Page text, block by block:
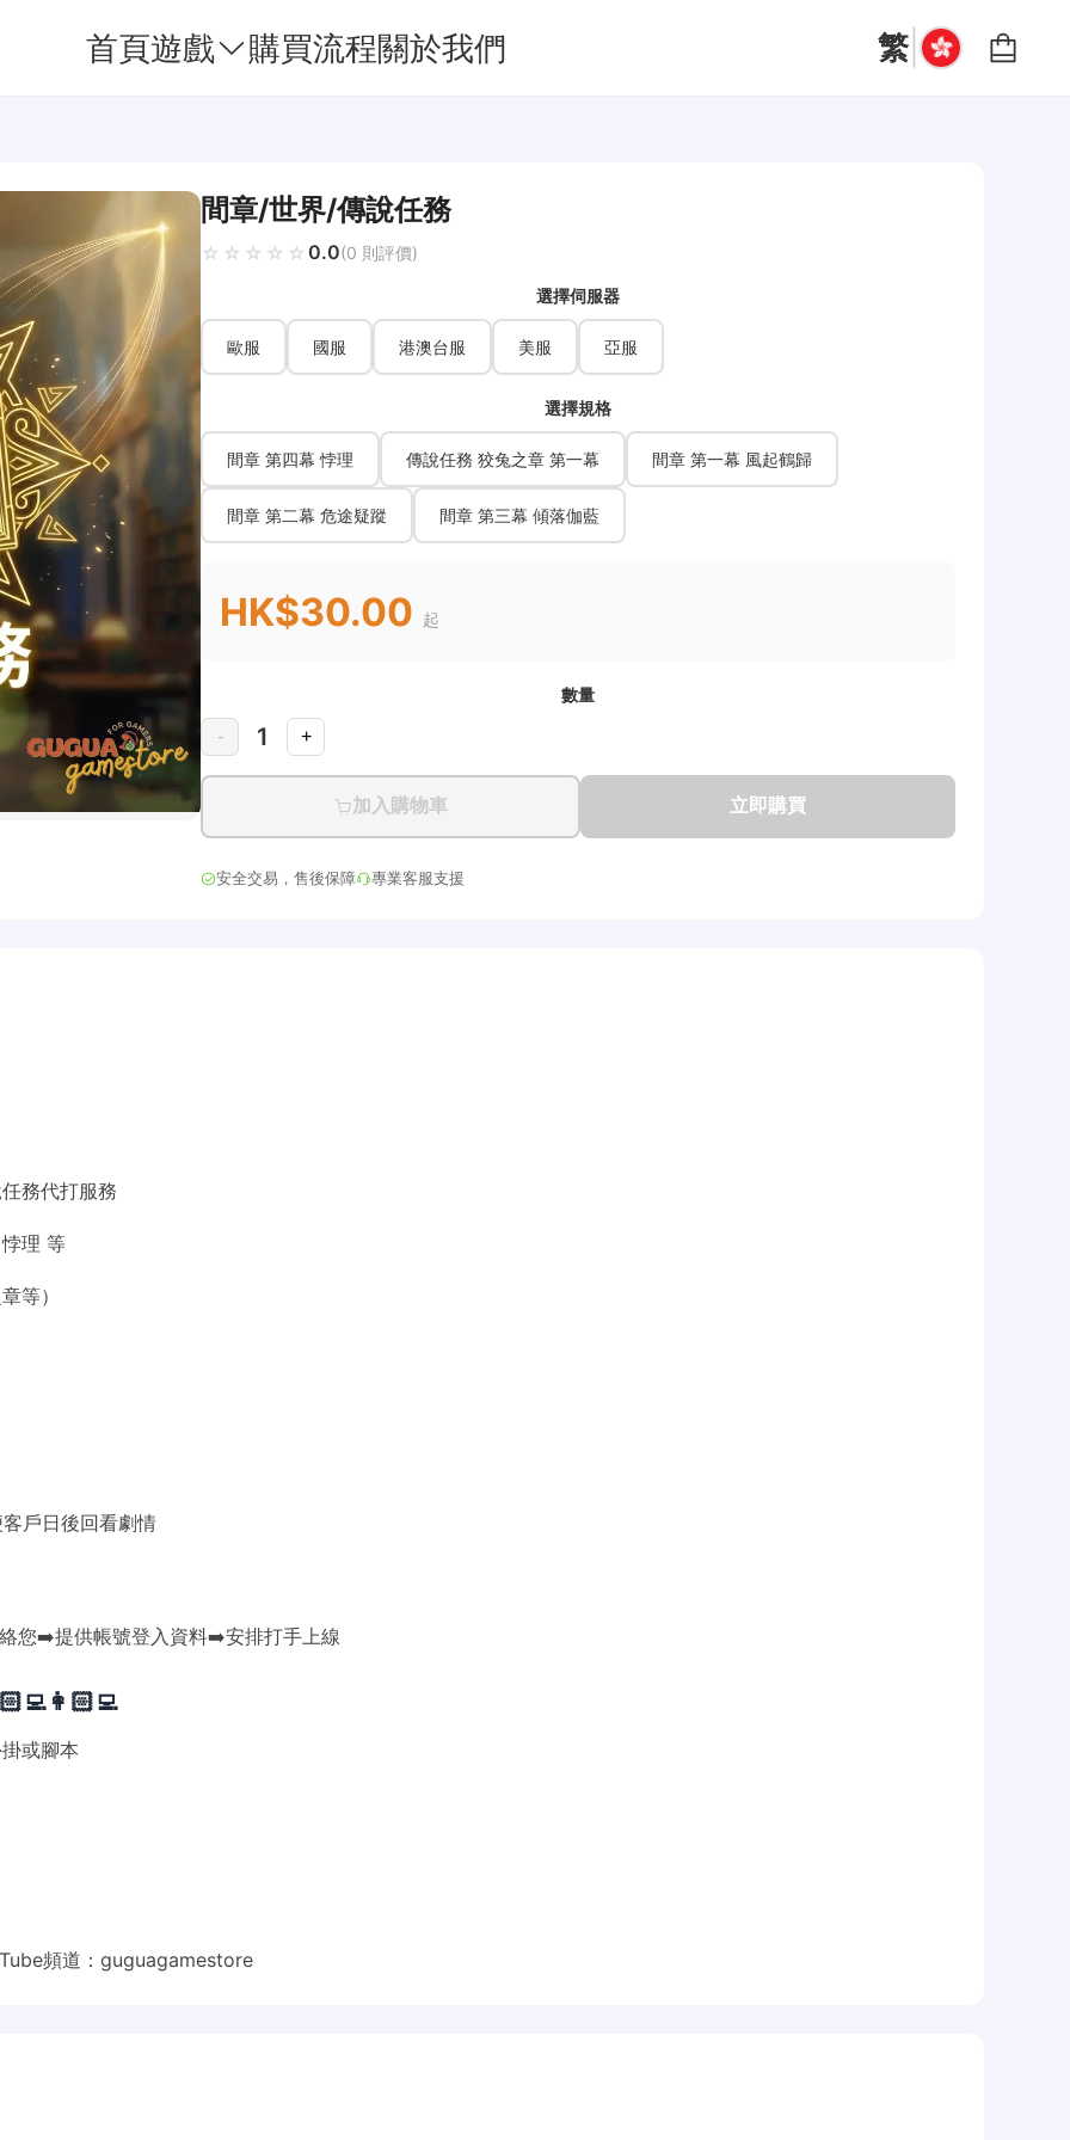
首頁遊戲 購買流程關於我們 繁 |
間章/世界/傳說任務
☆☆☆☆☆
★★★★★ 0.0(0 則評價)
選擇伺服器
歐服 國服 港澳台服 美服 亞服
選擇規格
間章 第四幕 悖理 傳說任務 狡兔之章 第一幕 間章 第一幕 風起鶴歸
間章 第二幕 危途疑蹤 間章 第三幕 傾落伽藍
HK$30.00 起
數量
- 1 +
加入購物車 立即購買
安全交易，售後保障 專業客服支援
務代打服務
理 等
等）
戶日後回看劇情
➡️提供帳號登入資料➡️安排打手上線
或腳本
頻道： guguagamestore